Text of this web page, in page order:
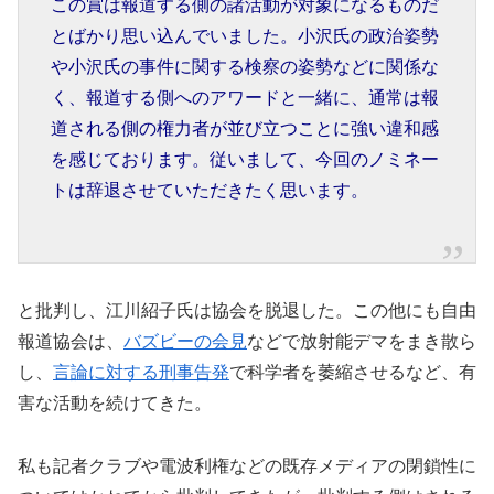
この賞は報道する側の諸活動が対象になるものだ
とばかり思い込んでいました。小沢氏の政治姿勢
や小沢氏の事件に関する検察の姿勢などに関係な
く、報道する側へのアワードと一緒に、通常は報
道される側の権力者が並び立つことに強い違和感
を感じております。従いまして、今回のノミネー
トは辞退させていただきたく思います。
と批判し、江川紹子氏は協会を脱退した。この他にも自由
報道協会は、 バズビーの会見などで放射能デマをまき散ら
し、 言論に対する刑事告発で科学者を萎縮させるなど、有
害な活動を続けてきた。
私も記者クラブや電波利権などの既存メディアの閉鎖性に